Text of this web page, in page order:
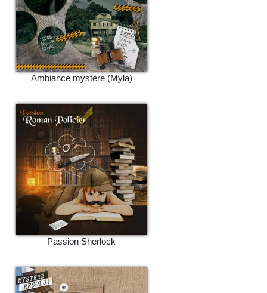
Ambiance mystère (Myla)
Passion Sherlock